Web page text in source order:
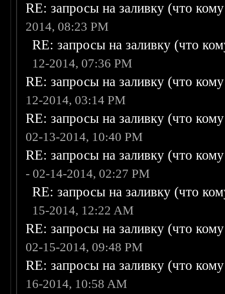
RE: запросы на заливку (что
2014, 08:23 PM
RE: запросы на заливку (что
12-2014, 07:36 PM
RE: запросы на заливку (что
12-2014, 03:14 PM
RE: запросы на заливку (что
02-13-2014, 10:40 PM
RE: запросы на заливку (что
- 02-14-2014, 02:27 PM
RE: запросы на заливку (что
15-2014, 12:22 AM
RE: запросы на заливку (что
02-15-2014, 09:48 PM
RE: запросы на заливку (что
16-2014, 10:58 AM